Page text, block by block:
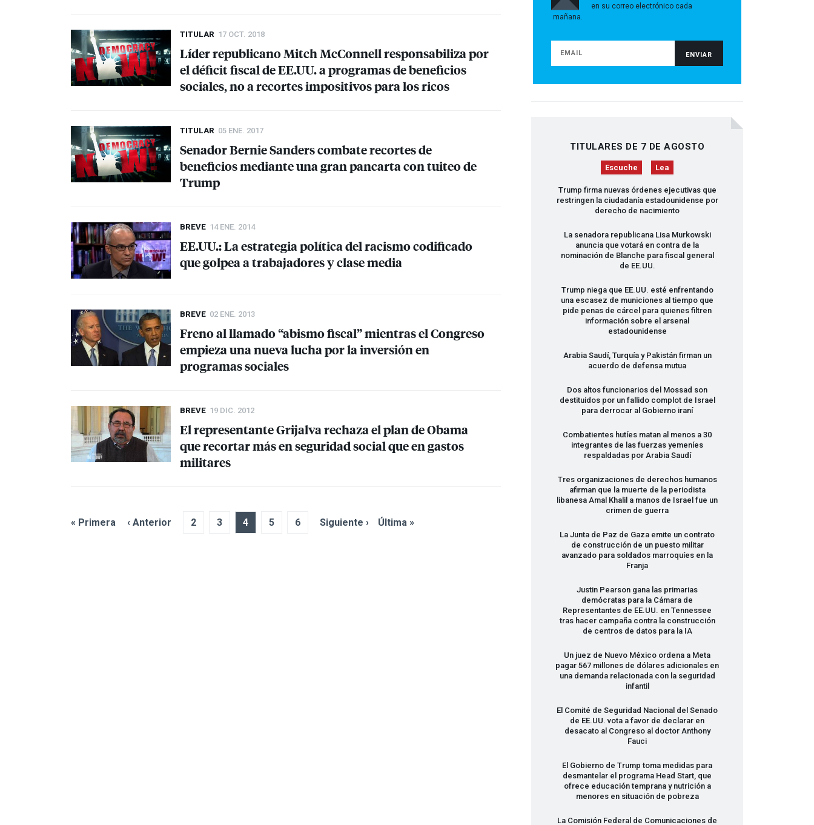
TITULAR 17 OCT. 2018
Líder republicano Mitch McConnell responsabiliza por
el déficit fiscal de EE.UU. a programas de beneficios
sociales, no a recortes impositivos para los ricos
TITULAR 05 ENE. 2017
Senador Bernie Sanders combate recortes de
beneficios mediante una gran pancarta con tuiteo de
Trump
BREVE 14 ENE. 2014
EE.UU.: La estrategia política del racismo codificado
que golpea a trabajadores y clase media
BREVE 02 ENE. 2013
Freno al llamado “abismo fiscal” mientras el Congreso
empieza una nueva lucha por la inversión en
programas sociales
BREVE 19 DIC. 2012
El representante Grijalva rechaza el plan de Obama
que recortar más en seguridad social que en gastos
militares
« Primera ‹ Anterior 2 3 4 5 6 Siguiente › Última »
en su correo electrónico cada
mañana.
TITULARES DE 7 DE AGOSTO
Escuche Lea
Trump firma nuevas órdenes ejecutivas que
restringen la ciudadanía estadounidense por
derecho de nacimiento
La senadora republicana Lisa Murkowski
anuncia que votará en contra de la
nominación de Blanche para fiscal general
de EE.UU.
Trump niega que EE.UU. esté enfrentando
una escasez de municiones al tiempo que
pide penas de cárcel para quienes filtren
información sobre el arsenal
estadounidense
Arabia Saudí, Turquía y Pakistán firman un
acuerdo de defensa mutua
Dos altos funcionarios del Mossad son
destituidos por un fallido complot de Israel
para derrocar al Gobierno iraní
Combatientes hutíes matan al menos a 30
integrantes de las fuerzas yemeníes
respaldadas por Arabia Saudí
Tres organizaciones de derechos humanos
afirman que la muerte de la periodista
libanesa Amal Khalil a manos de Israel fue un
crimen de guerra
La Junta de Paz de Gaza emite un contrato
de construcción de un puesto militar
avanzado para soldados marroquíes en la
Franja
Justin Pearson gana las primarias
demócratas para la Cámara de
Representantes de EE.UU. en Tennessee
tras hacer campaña contra la construcción
de centros de datos para la IA
Un juez de Nuevo México ordena a Meta
pagar 567 millones de dólares adicionales en
una demanda relacionada con la seguridad
infantil
El Comité de Seguridad Nacional del Senado
de EE.UU. vota a favor de declarar en
desacato al Congreso al doctor Anthony
Fauci
El Gobierno de Trump toma medidas para
desmantelar el programa Head Start, que
ofrece educación temprana y nutrición a
menores en situación de pobreza
La Comisión Federal de Comunicaciones de